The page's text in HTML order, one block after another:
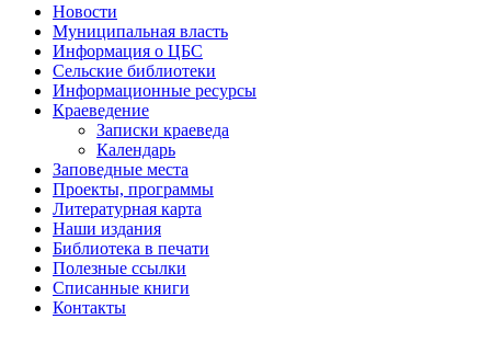
Новости
Муниципальная власть
Информация о ЦБС
Сельские библиотеки
Информационные ресурсы
Краеведение
Записки краеведа
Календарь
Заповедные места
Проекты, программы
Литературная карта
Наши издания
Библиотека в печати
Полезные ссылки
Списанные книги
Контакты